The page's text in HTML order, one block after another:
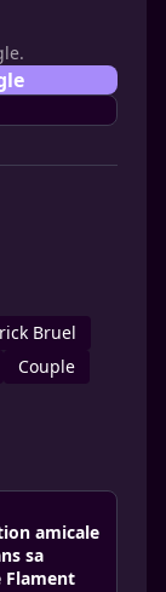
Bruel
Couple
amicale
sa
Flament